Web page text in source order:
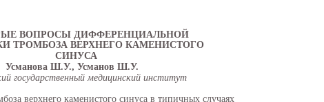
ВОПРОСЫ ДИФФЕРЕНЦИАЛЬНОЙ
ТРОМБОЗА ВЕРХНЕГО КАМЕНИСТОГО
СИНУСА
Усманова Ш.У., Усманов Ш.У.
государственный медицинский институт
верхнего каменистого синуса в типичных случаях